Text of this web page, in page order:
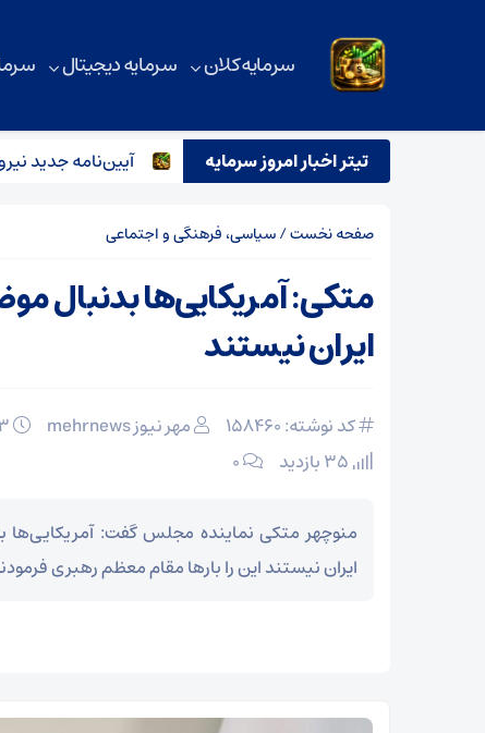
سرمایه کلان سرمایه دیجیتال
تیتر اخبار امروز سرمایه
وضعیت نیروهای شرکتی انجام نشد؟ آیین‌نامه جدید
صفحه نخست/سیاسی، فرهنگی و اجتماعی
متکی: آمریکایی‌ها بدنبال
ایران نیستند
کد نوشته: 158460 مهر نیوز mehrnews
۰
منوچهر متکی نماینده مجلس گفت:
ایران نیستند این را بارها مقام معظم رهبری